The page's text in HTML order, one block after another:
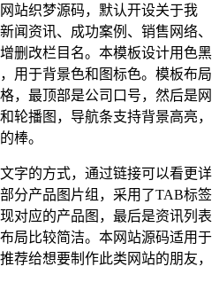
站织梦源码，默认开设关于我
闻资讯、成功案例、销售网络、
删改栏目名。本模板设计用色黑
用于背景色和图标色。模板布局
，最顶部是公司口号，然后是网
轮播图，导航条支持背景高亮，
棒。
字的方式，通过链接可以看更详
分产品图片组，采用了TAB标签
对应的产品图，最后是资讯列表
局比较简洁。本网站源码适用于
荐给想要制作此类网站的朋友，